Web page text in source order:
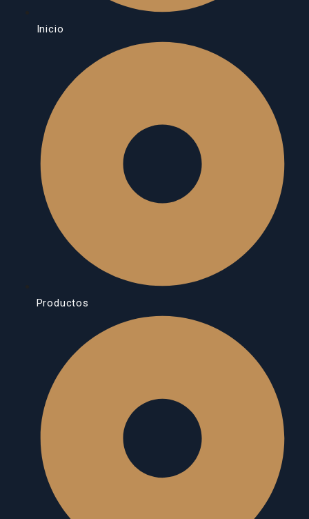
Inicio
Productos